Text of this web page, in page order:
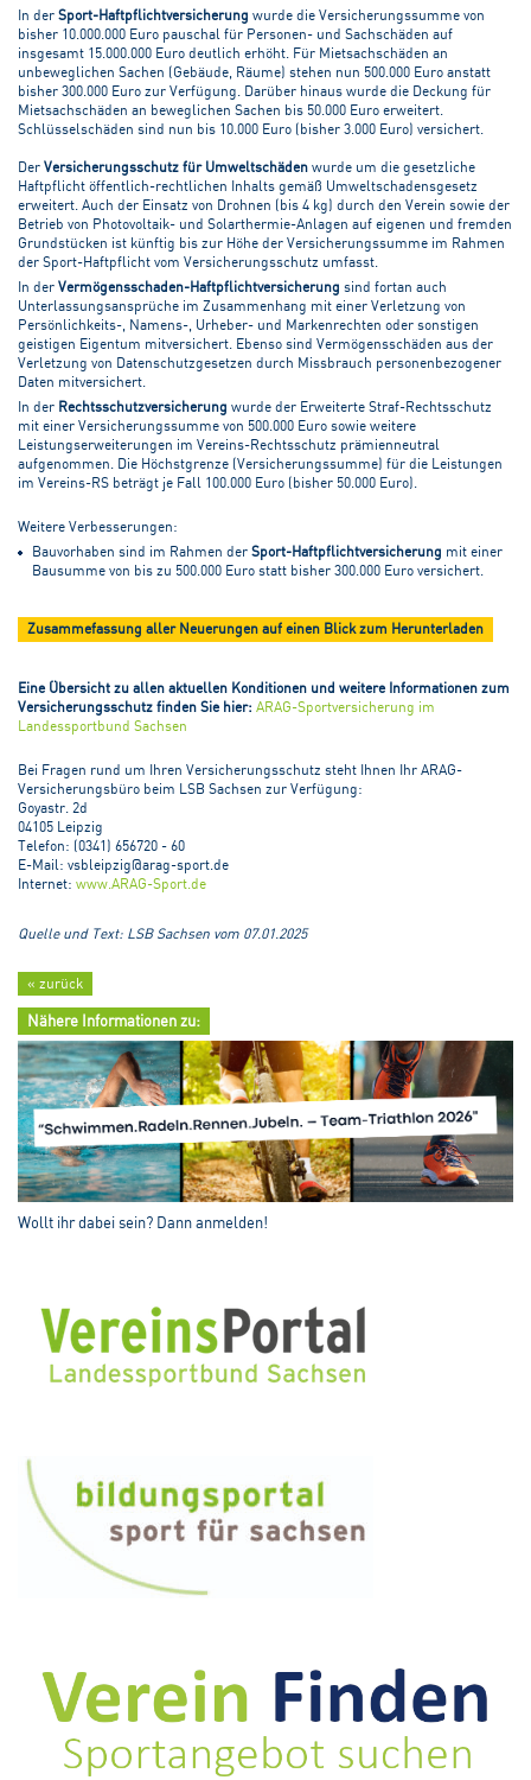
In der Sport-Haftpflichtversicherung wurde die Versicherungssumme von
bisher 10.000.000 Euro pauschal für Personen- und Sachschäden auf
insgesamt 15.000.000 Euro deutlich erhöht. Für Mietsachschäden an
unbeweglichen Sachen (Gebäude, Räume) stehen nun 500.000 Euro anstatt
bisher 300.000 Euro zur Verfügung. Darüber hinaus wurde die Deckung für
Mietsachschäden an beweglichen Sachen bis 50.000 Euro erweitert.
Schlüsselschäden sind nun bis 10.000 Euro (bisher 3.000 Euro) versichert.
Der Versicherungsschutz für Umweltschäden wurde um die gesetzliche
Haftpflicht öffentlich-rechtlichen Inhalts gemäß Umweltschadensgesetz
erweitert. Auch der Einsatz von Drohnen (bis 4 kg) durch den Verein sowie der
Betrieb von Photovoltaik- und Solarthermie-Anlagen auf eigenen und fremden
Grundstücken ist künftig bis zur Höhe der Versicherungssumme im Rahmen
der Sport-Haftpflicht vom Versicherungsschutz umfasst.
In der Vermögensschaden-Haftpflichtversicherung sind fortan auch
Unterlassungsansprüche im Zusammenhang mit einer Verletzung von
Persönlichkeits-, Namens-, Urheber- und Markenrechten oder sonstigen
geistigen Eigentum mitversichert. Ebenso sind Vermögensschäden aus der
Verletzung von Datenschutzgesetzen durch Missbrauch personenbezogener
Daten mitversichert.
In der Rechtsschutzversicherung wurde der Erweiterte Straf-Rechtsschutz
mit einer Versicherungssumme von 500.000 Euro sowie weitere
Leistungserweiterungen im Vereins-Rechtsschutz prämienneutral
aufgenommen. Die Höchstgrenze (Versicherungssumme) für die Leistungen
im Vereins-RS beträgt je Fall 100.000 Euro (bisher 50.000 Euro).
Weitere Verbesserungen:
Bauvorhaben sind im Rahmen der Sport-Haftpflichtversicherung mit einer
Bausumme von bis zu 500.000 Euro statt bisher 300.000 Euro versichert.
Zusammefassung aller Neuerungen auf einen Blick zum Herunterladen
Eine Übersicht zu allen aktuellen Konditionen und weitere Informationen zum
Versicherungsschutz finden Sie hier: ARAG-Sportversicherung im
Landessportbund Sachsen
Bei Fragen rund um Ihren Versicherungsschutz steht Ihnen Ihr ARAG-
Versicherungsbüro beim LSB Sachsen zur Verfügung:
Goyastr. 2d
04105 Leipzig
Telefon: (0341) 656720 - 60
E-Mail: vsbleipzig@arag-sport.de
Internet: www.ARAG-Sport.de
Quelle und Text: LSB Sachsen vom 07.01.2025
« zurück
Nähere Informationen zu:
Wollt ihr dabei sein? Dann anmelden!